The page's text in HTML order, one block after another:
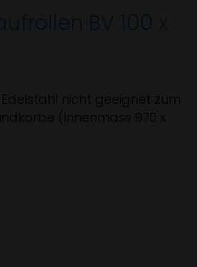
BV 100 x
Edelstahl nicht geeignet zum
(Innenmass 970 x